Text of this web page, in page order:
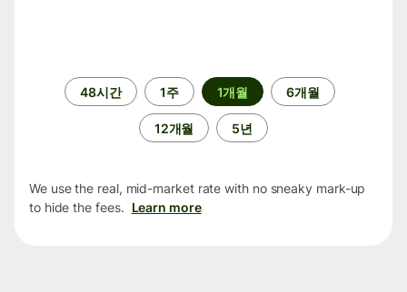
48시간 1주 1개월 6개월
12개월 5년
We use the real, mid-market rate with no sneaky mark-up
to hide the fees. Learn more